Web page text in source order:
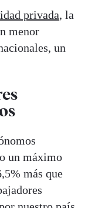
privada, la
menor
un
un máximo
más que